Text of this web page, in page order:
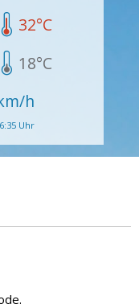
32°C
18°C
h
Uhr